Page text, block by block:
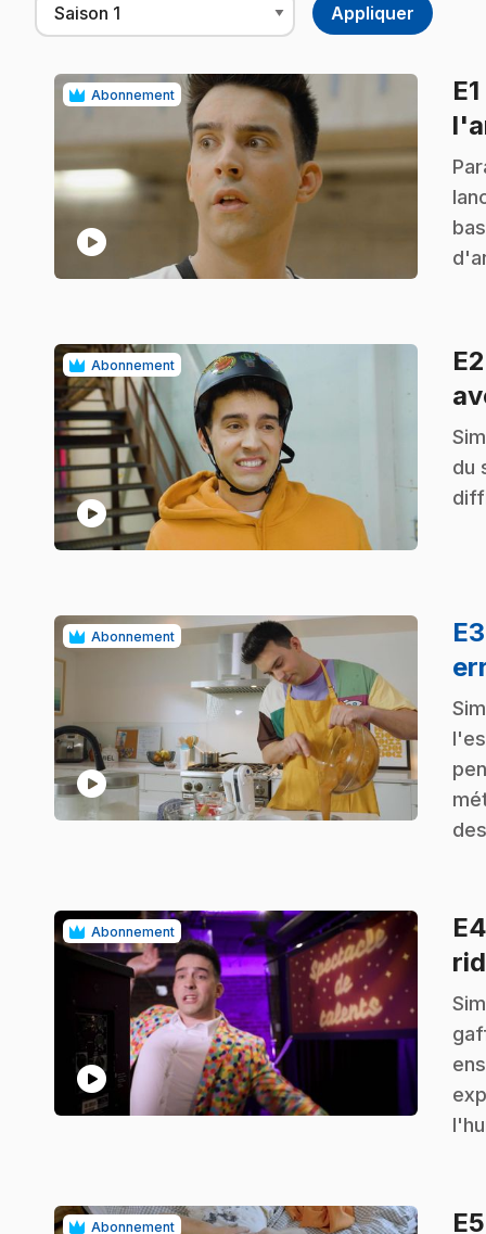
Abonnement
play_circle
E1
.
Abonnement
play_circle
E2
.
du
Abonnement
play_circle
E3
.
Abonnement
play_circle
E4
.
Abonnement E5